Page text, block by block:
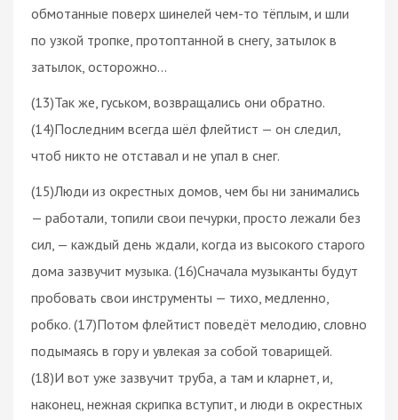
обмотанные поверх шинелей чем-то тёплым, и шли
по узкой тропке, протоптанной в снегу, затылок в
затылок, осторожно…
(13)Так же, гуськом, возвращались они обратно.
(14)Последним всегда шёл флейтист — он следил,
чтоб никто не отставал и не упал в снег.
(15)Люди из окрестных домов, чем бы ни занимались
— работали, топили свои печурки, просто лежали без
сил, — каждый день ждали, когда из высокого старого
дома зазвучит музыка. (16)Сначала музыканты будут
пробовать свои инструменты — тихо, медленно,
робко. (17)Потом флейтист поведёт мелодию, словно
подымаясь в гору и увлекая за собой товарищей.
(18)И вот уже зазвучит труба, а там и кларнет, и,
наконец, нежная скрипка вступит, и люди в окрестных